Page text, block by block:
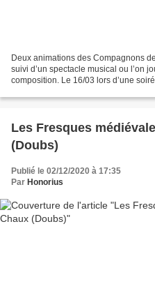
Deux animations des Compagnons
suivi d’un spectacle musical ou l’on
composition. Le 16/03 lors d’une
Les Fresques
(Doubs)
Publié le 02/12/2020 à 17:35
Par Honorius